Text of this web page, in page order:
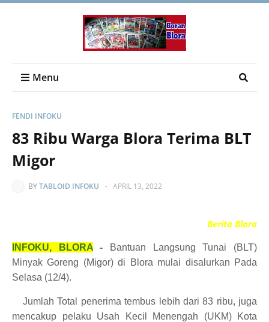
Menu
FENDI INFOKU
83 Ribu Warga Blora Terima BLT
Migor
BYTABLOID INFOKU - APRIL 13, 2022
Berita Blora
INFOKU, BLORA-
Bantuan Langsung Tunai (BLT)
Minyak Goreng (Migor) di Blora mulai disalurkan Pada
Selasa (12/4).
Jumlah Total penerima tembus lebih dari 83 ribu, juga
mencakup pelaku Usah Kecil Menengah (UKM) Kota